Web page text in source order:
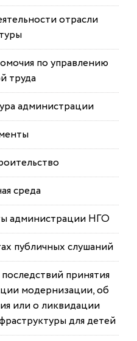
отрасли
по управлению
труда
администрации
среда
администрации НГО
публичных слушаний
принятия
модернизации, об
или о ликвидации
для детей